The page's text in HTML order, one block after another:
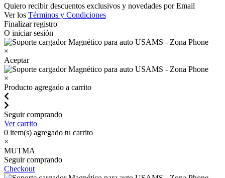
Quiero recibir descuentos exclusivos y novedades por Email
Ver los Términos y Condiciones
Finalizar registro
O iniciar sesión
×
Aceptar
×
Producto agregado a carrito
Seguir comprando
Ver carrito
0 item(s) agregado tu carrito
×
MUTMA
Seguir comprando
Checkout